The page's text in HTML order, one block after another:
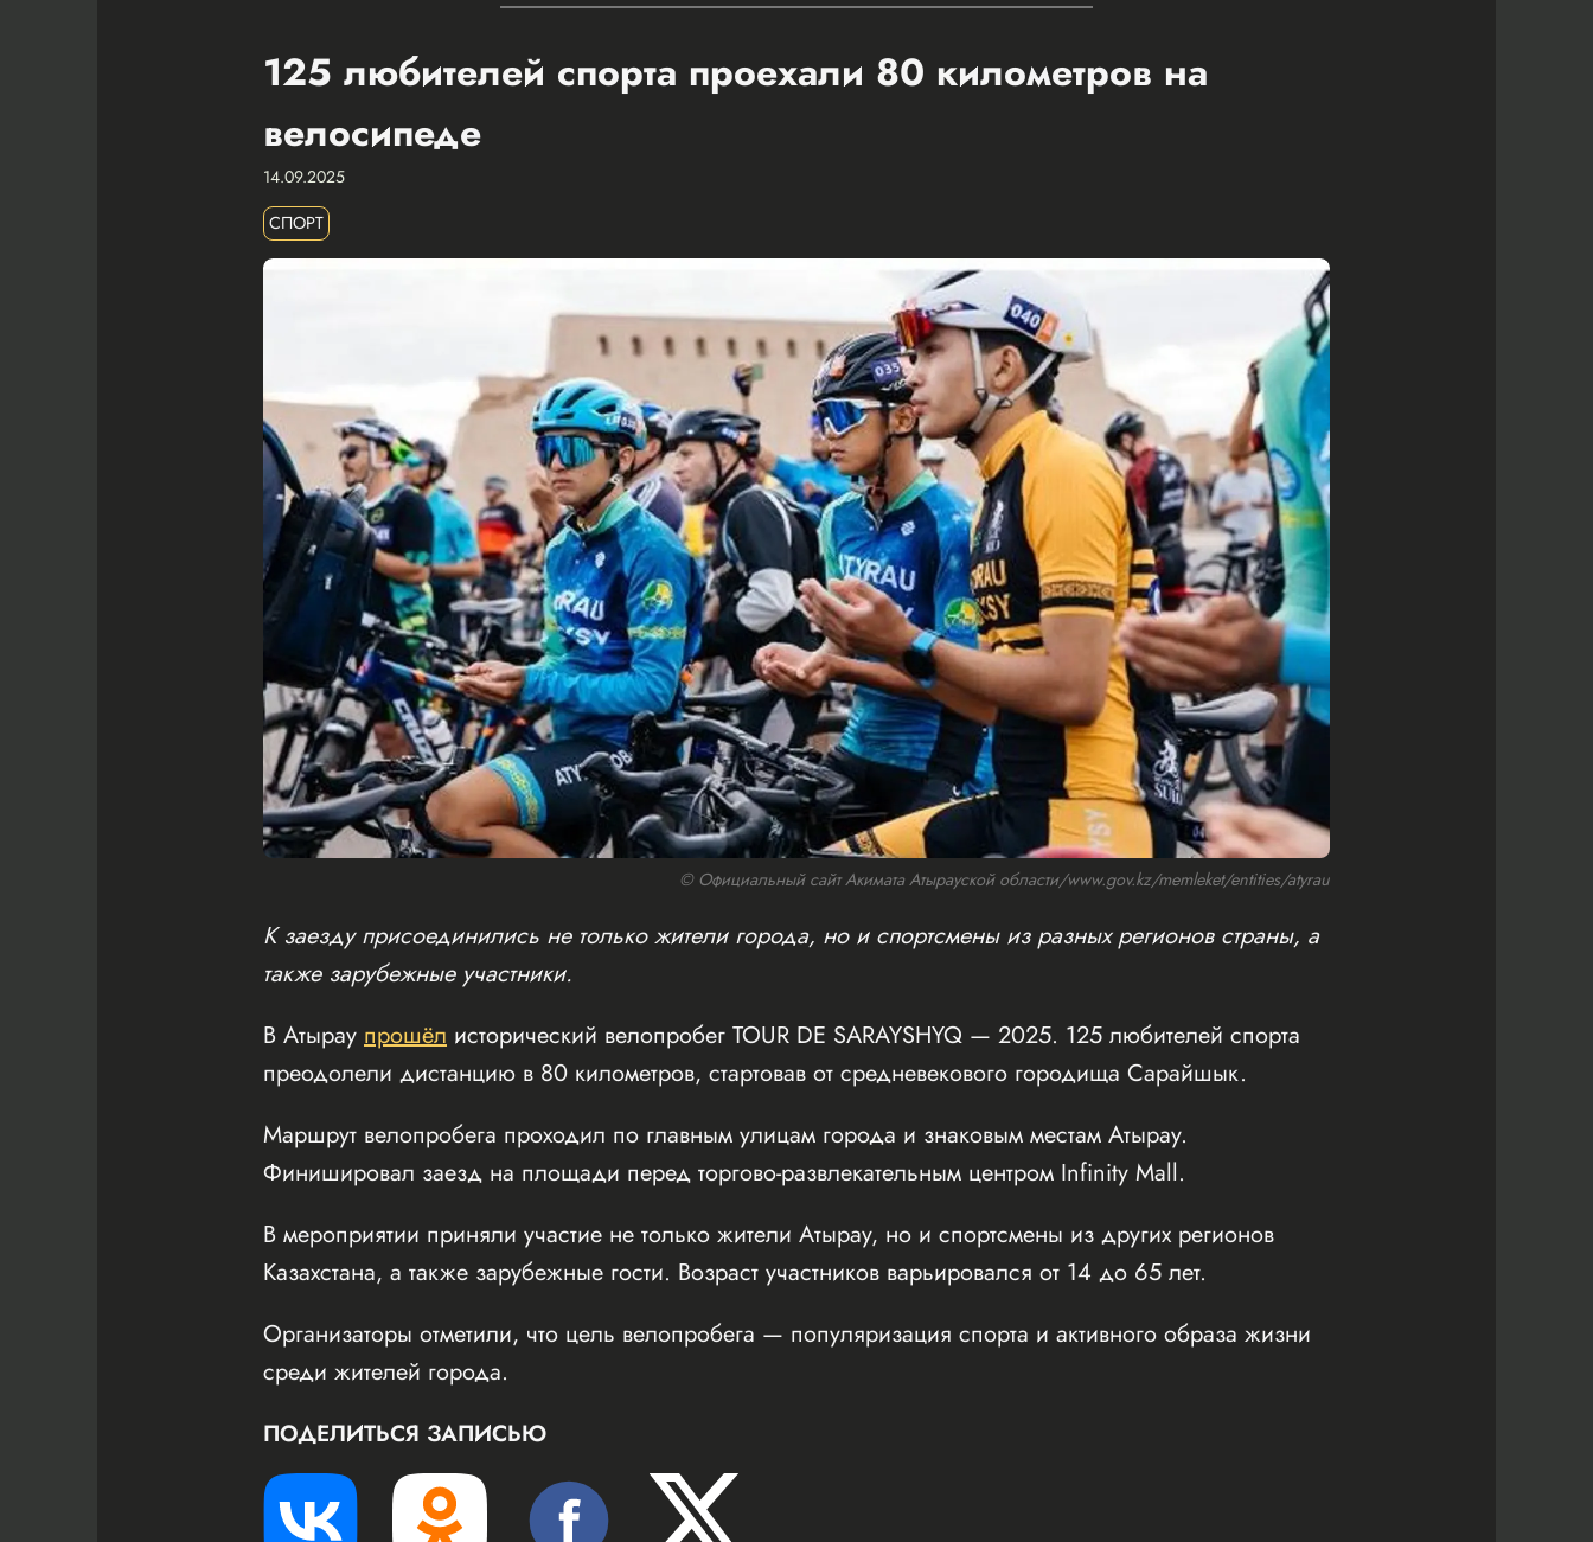
125 любителей спорта проехали 80 километров на
велосипеде
14.09.2025
СПОРТ
© Официальный сайт Акимата Атырауской области/www.gov.kz/memleket/entities/atyrau
К заезду присоединились не только жители города, но и спортсмены из разных регионов страны, а
также зарубежные участники.
В Атырау прошёл исторический велопробег TOUR DE SARAYSHYQ — 2025. 125 любителей спорта
преодолели дистанцию в 80 километров, стартовав от средневекового городища Сарайшык.
Маршрут велопробега проходил по главным улицам города и знаковым местам Атырау.
Финишировал заезд на площади перед торгово-развлекательным центром Infinity Mall.
В мероприятии приняли участие не только жители Атырау, но и спортсмены из других регионов
Казахстана, а также зарубежные гости. Возраст участников варьировался от 14 до 65 лет.
Организаторы отметили, что цель велопробега — популяризация спорта и активного образа жизни
среди жителей города.
ПОДЕЛИТЬСЯ ЗАПИСЬЮ